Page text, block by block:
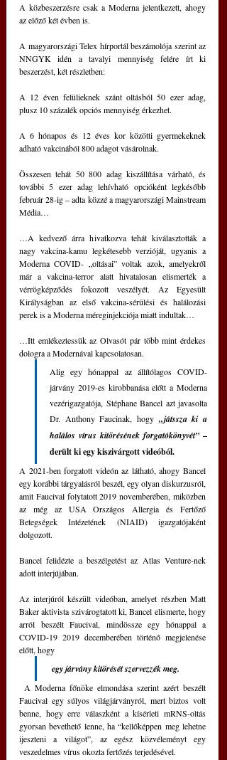
A közbeszerzésre csak a Moderna jelentkezett, ahogy
az előző két évben is.
A magyarországi Telex hírportál beszámolója szerint az
NNGYK idén a tavalyi mennyiség felére írt ki
beszerzést, két részletben:
A 12 éven felülieknek szánt oltásból 50 ezer adag,
plusz 10 százalék opciós mennyiség érkezhet.
A 6 hónapos és 12 éves kor közötti gyermekeknek
adható vakcinából 800 adagot vásárolnak.
Összesen tehát 50 800 adag kiszállítása várható, és
további 5 ezer adag lehívható opcióként legkésőbb
február 28-ig ‒ adta közzé a magyarországi Mainstream
Média…
…A kedvező árra hivatkozva tehát kiválasztották a
nagy vakcina-kamu legkétesebb verzióját, ugyanis a
Moderna COVID- „oltásai” voltak azok, amelyekről
már a vakcina-terror alatt hivatalosan elismerték a
vérrögképződés fokozott veszélyét. Az Egyesült
Királyságban az első vakcina-sérülési és halálozási
perek is a Moderna méreginjekciója miatt indultak…
…Itt emlékeztessük az Olvasót pár több mint érdekes
dologra a Modernával kapcsolatosan.
Alig egy hónappal az állítólagos COVID-
járvány 2019-es kirobbanása előtt a Moderna
vezérigazgatója, Stéphane Bancel azt javasolta
Dr. Anthony Faucinak, hogy „játssza ki a
halálos vírus kitörésének forgatókönyvét” –
derült ki egy kiszivárgott videóból.
A 2021-ben forgatott videón az látható, ahogy Bancel
egy korábbi tárgyalásról beszél, egy olyan diskurzusról,
amit Faucival folytatott 2019 novemberében, miközben
az még az USA Országos Allergia és Fertőző
Betegségek Intézetének (NIAID) igazgatójaként
dolgozott.
Bancel felidézte a beszélgetést az Atlas Venture-nek
adott interjújában.
Az interjúról készült videóban, amelyet részben Matt
Baker aktivista szivárogtatott ki, Bancel elismerte, hogy
arról beszélt Faucival, mindössze egy hónappal a
COVID-19 2019 decemberében történő megjelenése
előtt, hogy
egy járvány kitörését szervezzék meg.
A Moderna főnöke elmondása szerint azért beszélt
Faucival egy súlyos világjárványról, mert biztos volt
benne, hogy erre válaszként a kísérleti mRNS-oltás
gyorsan bevethető lenne, ha “kellőképpen meg lehetne
ijeszteni a világot”, az egész közvéleményt egy
veszedelmes vírus okozta fertőzés terjedésével.